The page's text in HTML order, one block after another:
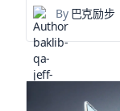
By巴克励步